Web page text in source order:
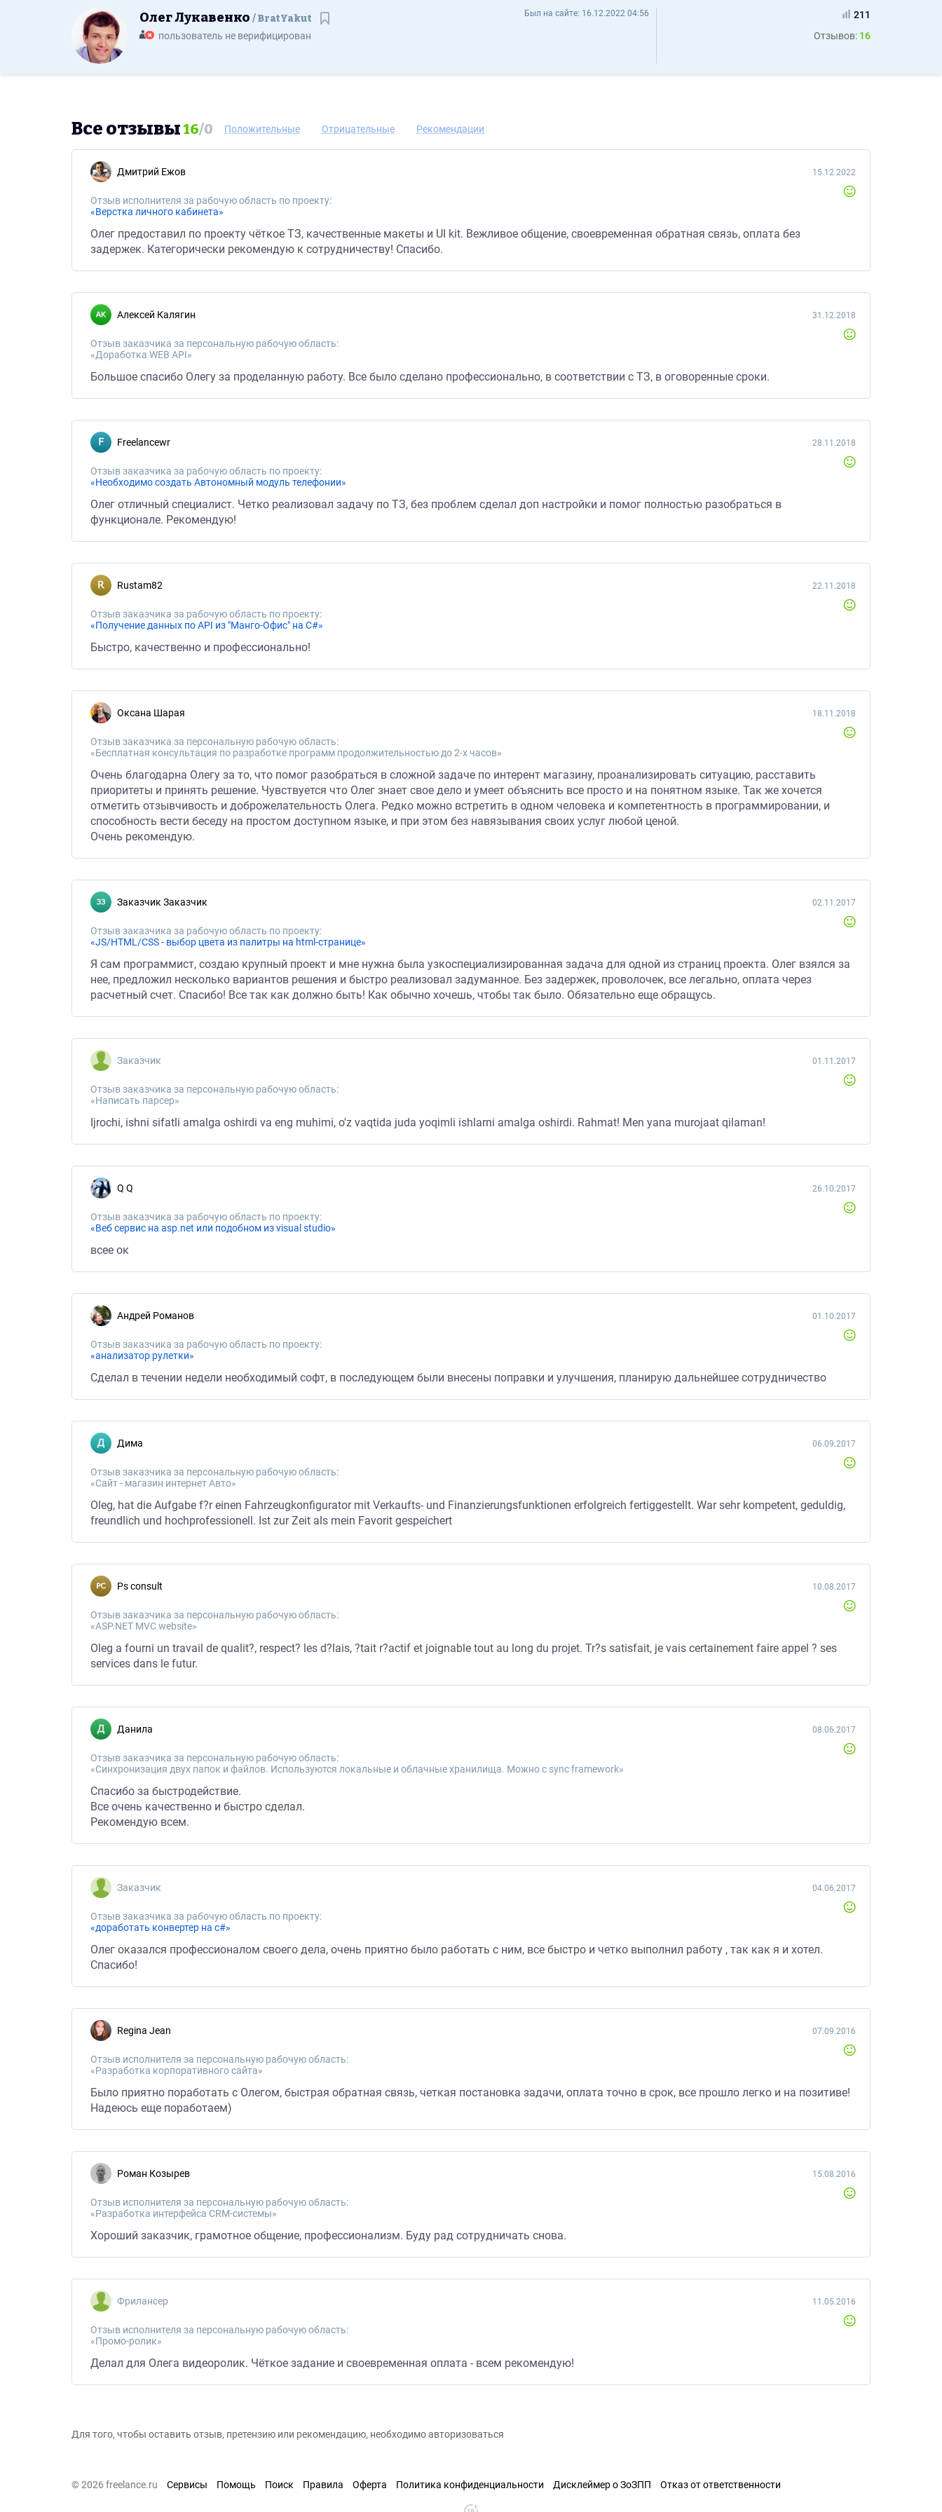
Олег Лукавенко BratYakut - ОтзывыБыл на сайте: 16.12.2022 04:56
Олег Лукавенко BratYakut
пользователь не верифицирован
211
Отзывов: 16
Все отзывы16/0 Положительные Отрицательные Рекомендации
Дмитрий Ежов
Отзыв исполнителя за рабочую область по проекту:
«Верстка личного кабинета»
15.12.2022
Олег предоставил по проекту чёткое ТЗ, качественные макеты и UI kit. Вежливое общение, своевременная обратная связь, оплата без
задержек. Категорически рекомендую к сотрудничеству! Спасибо.
Алексей Калягин
Отзыв заказчика за персональную рабочую область:
«Доработка WEB API»
31.12.2018
Большое спасибо Олегу за проделанную работу. Все было сделано профессионально, в соответствии с ТЗ, в оговоренные сроки.
freelancewr
Отзыв заказчика за рабочую область по проекту:
«Необходимо создать Автономный модуль телефонии»
28.11.2018
Олег отличный специалист. Четко реализовал задачу по ТЗ, без проблем сделал доп настройки и помог полностью разобраться в
функционале. Рекомендую!
rustam82
Отзыв заказчика за рабочую область по проекту:
«Получение данных по API из "Манго-Офис" на C#»
22.11.2018
Быстро, качественно и профессионально!
Оксана Шарая
Отзыв заказчика за персональную рабочую область:
«Бесплатная консультация по разработке программ продолжительностью до 2-х часов»
18.11.2018
Очень благодарна Олегу за то, что помог разобраться в сложной задаче по интерент магазину, проанализировать ситуацию, расставить
приоритеты и принять решение. Чувствуется что Олег знает свое дело и умеет объяснить все просто и на понятном языке. Так же хочется
отметить отзывчивость и доброжелательность Олега. Редко можно встретить в одном человека и компетентность в программировании, и
способность вести беседу на простом доступном языке, и при этом без навязывания своих услуг любой ценой.
Очень рекомендую.
Заказчик Заказчик
Отзыв заказчика за рабочую область по проекту:
«JS/HTML/CSS - выбор цвета из палитры на html-странице»
02.11.2017
Я сам программист, создаю крупный проект и мне нужна была узкоспециализированная задача для одной из страниц проекта. Олег взялся за
нее, предложил несколько вариантов решения и быстро реализовал задуманное. Без задержек, проволочек, все легально, оплата через
расчетный счет. Спасибо! Все так как должно быть! Как обычно хочешь, чтобы так было. Обязательно еще обращусь.
Заказчик
Отзыв заказчика за персональную рабочую область:
«Написать парсер»
01.11.2017
Ijrochi, ishni sifatli amalga oshirdi va eng muhimi, o'z vaqtida juda yoqimli ishlarni amalga oshirdi. Rahmat! Men yana murojaat qilaman!
Q Q
Отзыв заказчика за рабочую область по проекту:
«Веб сервис на asp.net или подобном из visual studio»
26.10.2017
всее ок
Андрей Романов
Отзыв заказчика за рабочую область по проекту:
«анализатор рулетки»
01.10.2017
Сделал в течении недели необходимый софт, в последующем были внесены поправки и улучшения, планирую дальнейшее сотрудничество
Дима
Отзыв заказчика за персональную рабочую область:
«Сайт - магазин интернет Авто»
06.09.2017
Oleg, hat die Aufgabe f?r einen Fahrzeugkonfigurator mit Verkaufts- und Finanzierungsfunktionen erfolgreich fertiggestellt. War sehr kompetent, geduldig,
freundlich und hochprofessionell. Ist zur Zeit als mein Favorit gespeichert
ps consult
Отзыв заказчика за персональную рабочую область:
«ASP.NET MVC website»
10.08.2017
Oleg a fourni un travail de qualit?, respect? les d?lais, ?tait r?actif et joignable tout au long du projet. Tr?s satisfait, je vais certainement faire appel ? ses
services dans le futur.
Данила
Отзыв заказчика за персональную рабочую область:
«Синхронизация двух папок и файлов. Используются локальные и облачные хранилища. Можно с sync framework»
08.06.2017
Спасибо за быстродействие.
Все очень качественно и быстро сделал.
Рекомендую всем.
Заказчик
Отзыв заказчика за рабочую область по проекту:
«доработать конвертер на c#»
04.06.2017
Олег оказался профессионалом своего дела, очень приятно было работать с ним, все быстро и четко выполнил работу , так как я и хотел.
Спасибо!
Regina Jean
Отзыв исполнителя за персональную рабочую область:
«Разработка корпоративного сайта»
07.09.2016
Было приятно поработать с Олегом, быстрая обратная связь, четкая постановка задачи, оплата точно в срок, все прошло легко и на позитиве!
Надеюсь еще поработаем)
Роман Козырев
Отзыв исполнителя за персональную рабочую область:
«Разработка интерфейса CRM-системы»
15.08.2016
Хороший заказчик, грамотное общение, профессионализм. Буду рад сотрудничать снова.
Фрилансер
Отзыв исполнителя за персональную рабочую область:
«Промо-ролик»
11.05.2016
Делал для Олега видеоролик. Чёткое задание и своевременная оплата - всем рекомендую!
Для того, чтобы оставить отзыв, претензию или рекомендацию, необходимо авторизоваться
© 2026 freelance.ru Сервисы Помощь Поиск Правила Оферта Политика конфиденциальности Дисклеймер о ЗоЗПП Отказ от ответственности